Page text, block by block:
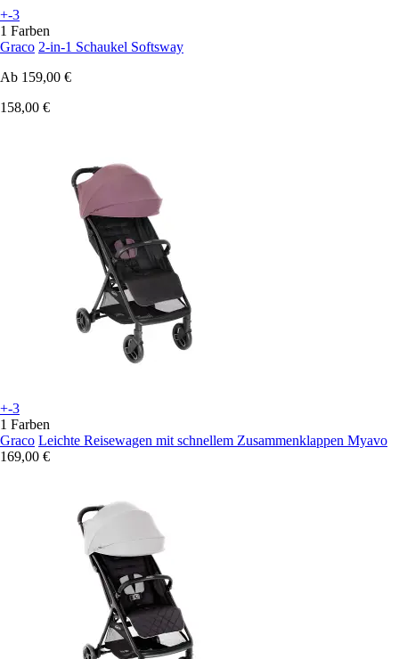
+-3
1 Farben
Graco 2-in-1 Schaukel Softsway
Ab 159,00 €
158,00 €
+-3
1 Farben
Graco Leichte Reisewagen mit schnellem Zusammenklappen Myavo
169,00 €